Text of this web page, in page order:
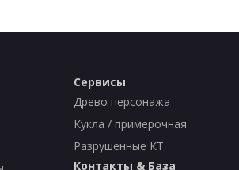
Сервисы
Древо персонажа
Кукла / примерочная
Разрушенные КТ
Контакты & База